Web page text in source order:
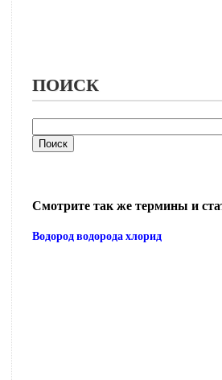
ПОИСК
Смотрите так же термины и
Водород водорода хлорид